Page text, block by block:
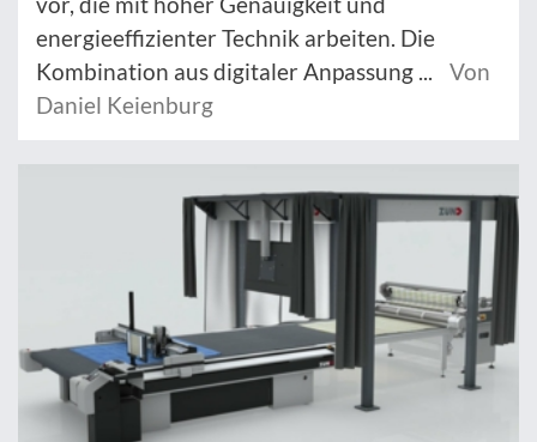
energieeffizienter Technik arbeiten. Die
Kombination aus digitaler Anpassung ...
Von
Daniel Keienburg